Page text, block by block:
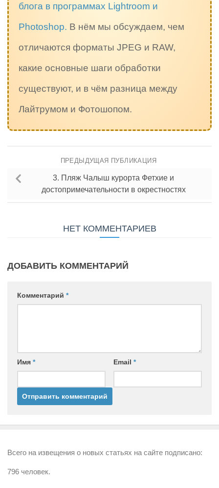
блога в программах Lightroom и
Photoshop. В нём мы обсуждаем, чем
отличаются форматы JPEG и RAW,
какие основные шаги обработки
существуют, и в чём разница между
Лайтрумом и Фотошопом.
ПРЕДЫДУЩАЯ ПУБЛИКАЦИЯ
3. Пляж Чалыш курорта Фетхие и
достопримечательности в окрестностях
НЕТ КОММЕНТАРИЕВ
ДОБАВИТЬ КОММЕНТАРИЙ
Комментарий *
Имя * Email *
Всего на извещения о новых статьях на сайте подписано:
796 человек.